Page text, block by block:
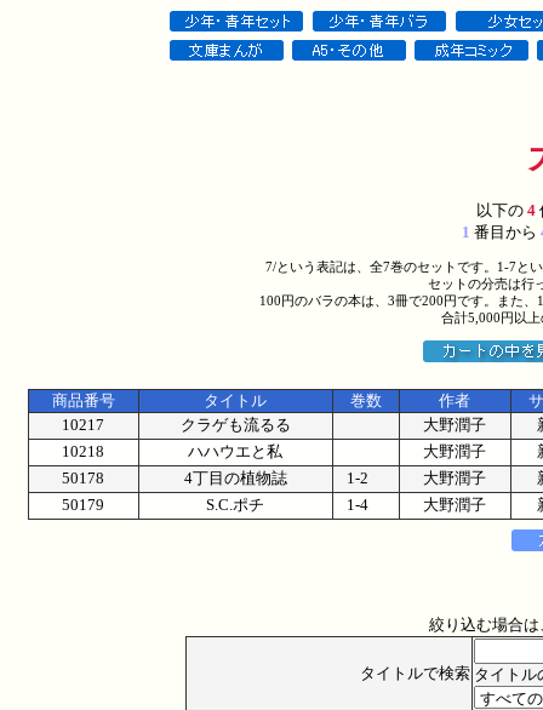
以下の4
1 番目から
7/という表記は、全7巻のセットです。1-7と
セットの分売は行
100円のバラの本は、3冊で200円です。また
合計5,000円以
商品番号 タイトル 巻数 作者
10217
クラゲも流るる 大野潤子
10218
ハハウエと私 大野潤子
50178
4丁目の植物誌 1-2 大野潤子
50179
S.C.ポチ 1-4 大野潤子
絞り込む場合
タイトルで検索 タイトル